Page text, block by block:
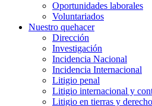
Oportunidades laborales
Voluntariados
Nuestro quehacer
Dirección
Investigación
Incidencia Nacional
Incidencia Internacional
Litigio penal
Litigio internacional y
Litigio en tierras y